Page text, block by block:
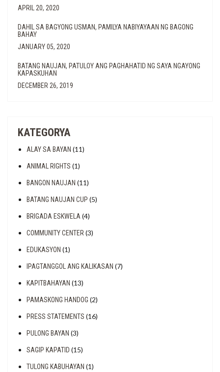
APRIL 20, 2020
DAHIL SA BAGYONG USMAN, PAMILYA NABIYAYAAN NG BAGONG
BAHAY
JANUARY 05, 2020
BATANG NAUJAN, PATULOY ANG PAGHAHATID NG SAYA NGAYONG
KAPASKUHAN
DECEMBER 26, 2019
KATEGORYA
ALAY SA BAYAN (11)
ANIMAL RIGHTS (1)
BANGON NAUJAN (11)
BATANG NAUJAN CUP (5)
BRIGADA ESKWELA (4)
COMMUNITY CENTER (3)
EDUKASYON (1)
IPAGTANGGOL ANG KALIKASAN (7)
KAPITBAHAYAN (13)
PAMASKONG HANDOG (2)
PRESS STATEMENTS (16)
PULONG BAYAN (3)
SAGIP KAPATID (15)
TULONG KABUHAYAN (1)